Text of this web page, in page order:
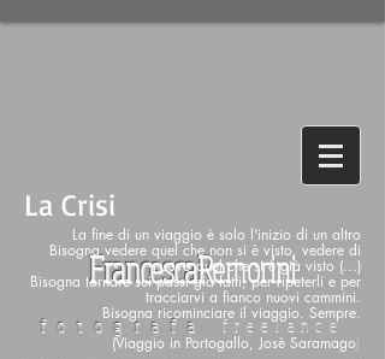
FrancescaRemorini
fotografafreelance
La Crisi
La fine di un viaggio è solo l'inizio di un altro
Bisogna vedere quel che non si è visto, vedere di
nuovo quel che si è già visto (...)
Bisogna tornare sui passi già fatti, per ripeterli e per
tracciarvi a fianco nuovi cammini.
Bisogna ricominciare il viaggio. Sempre.
(Viaggio in Portogallo, Josè Saramago